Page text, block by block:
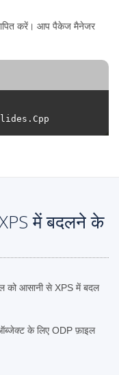
करें। आप पैकेज मैनेजर
में बदलने के
को आसानी से XPS में बदल
के लिए ODP फ़ाइल